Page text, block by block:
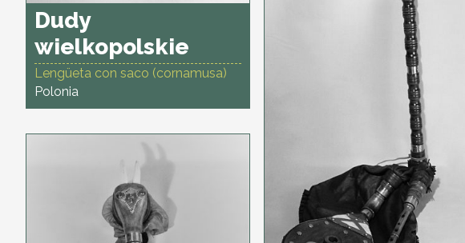
Dudy
wielkopolskie
Lengüeta con saco (cornamusa)
Polonia